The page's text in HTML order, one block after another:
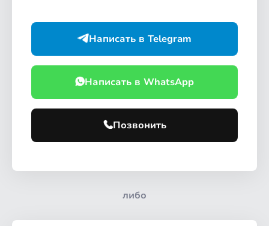
Написать в Telegram
Написать в WhatsApp
Позвонить
либо